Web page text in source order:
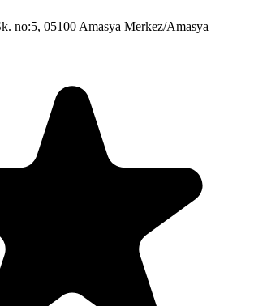
no:5, 05100 Amasya Merkez/Amasya